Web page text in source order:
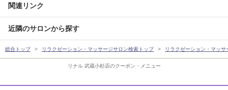
リナル 武蔵小杉店のクーポン・メニュー
関連リンク
近隣のサロンから探す
総合トップ リラクゼーション・マッサージサロン検索トップ リラクゼーション・マッ